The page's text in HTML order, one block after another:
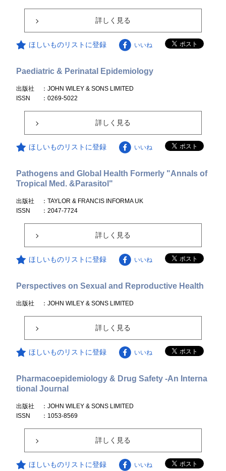
詳しく見る
ほしいものリストに登録 いいね
Paediatric & Perinatal Epidemiology
出版社
：JOHN WILEY & SONS LIMITED
ISSN
：0269-5022
詳しく見る
ほしいものリストに登録 いいね
Pathogens and Global Health Formerly "Annals of
Tropical Med. &Parasitol"
出版社
：TAYLOR & FRANCIS INFORMA UK
ISSN
：2047-7724
詳しく見る
ほしいものリストに登録 いいね
Perspectives on Sexual and Reproductive Health
出版社 ：JOHN WILEY & SONS LIMITED
詳しく見る
ほしいものリストに登録 いいね
Pharmacoepidemiology & Drug Safety -An Interna
tional Journal
出版社
：JOHN WILEY & SONS LIMITED
ISSN
：1053-8569
詳しく見る
ほしいものリストに登録 いいね